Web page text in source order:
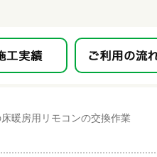
暖房用リモコンの交換作業